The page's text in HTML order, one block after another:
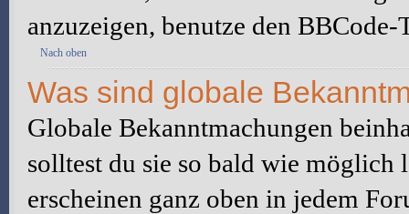
anzuzeigen, benutze den
Nach oben
Was sind globale
Globale Bekanntmachungen
solltest du sie so bald wie möglich
erscheinen ganz oben in jedem